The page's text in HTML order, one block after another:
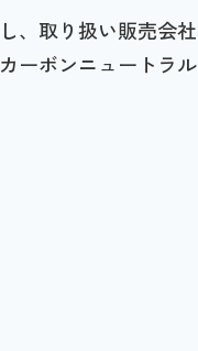
、取り扱い販売会
ーボンニュートラ